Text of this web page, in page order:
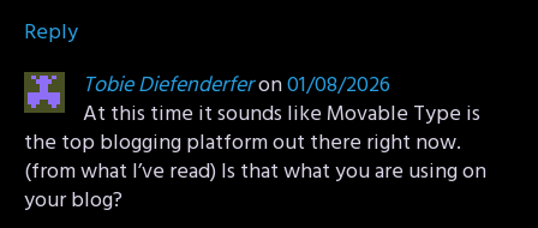
Reply
Tobie Diefenderferon01/08/2026
At this time it sounds like Movable Type is
the top blogging platform out there right now.
(from what I’ve read) Is that what you are using on
your blog?